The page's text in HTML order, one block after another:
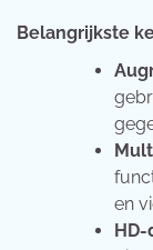
Belangrijkste
en